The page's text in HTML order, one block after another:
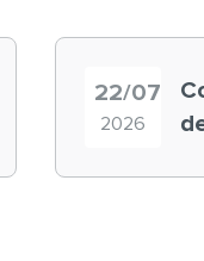
22/07
2026